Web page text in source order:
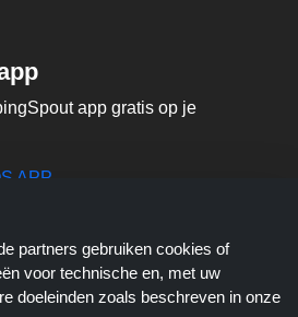
app gratis op je
partners gebruiken cookies of
voor technische en, met uw
doeleinden zoals beschreven in onze